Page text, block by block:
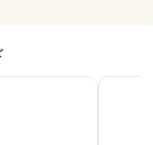
七条 都ホテル